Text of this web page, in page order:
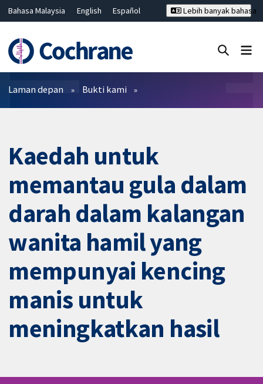
Bahasa Malaysia English
Español
Hrvatski
Deutsch ไทย
繁體中文
简体中文
Lebih banyak bahasa
Penapis
Laman depan Bukti kami
Kaedah untuk
memantau gula dalam
darah dalam kalangan
wanita hamil yang
mempunyai kencing
manis untuk
meningkatkan hasil